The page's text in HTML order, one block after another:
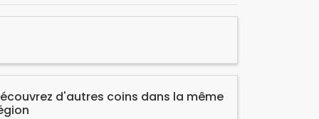
d'autres coins dans la même